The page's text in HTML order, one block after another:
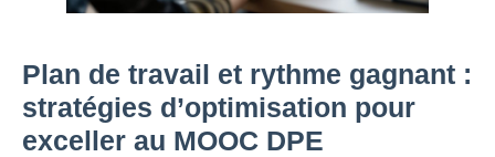
Plan de travail et rythme gagnant :
stratégies d’optimisation pour
exceller au MOOC DPE